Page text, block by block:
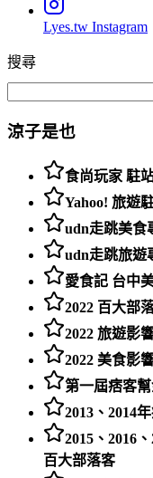
Lyes.tw Instagram
搜尋
涼子是也
食尚玩家 駐
Yahoo! 旅遊
udn走跳美食
udn走跳旅遊
愛食記 台中
2022 百大部
2022 旅遊影
2022 美食影
第一屆痞客
2013、2014
2015、2016
百大部落客